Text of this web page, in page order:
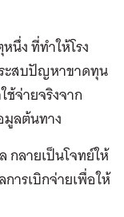
นึ่ง ที่ทำให้โรง
ะสบปัญหาขาดทุน
จ่ายจริงจาก
มูลต้นทาง
กลายเป็นโจทย์ให้
ารเบิกจ่ายเพื่อให้